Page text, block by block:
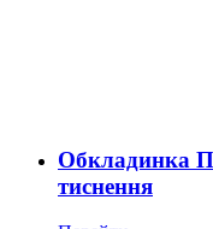
Обкладинка
тиснення